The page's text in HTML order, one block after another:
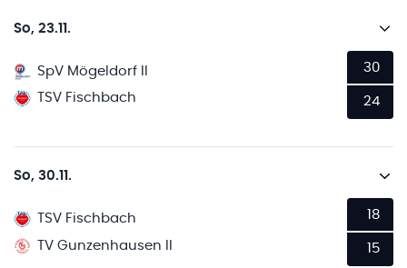
So, 23.11.
SpV Mögeldorf II
TSV Fischbach
30
24
So, 30.11.
TSV Fischbach
TV Gunzenhausen II
18
15